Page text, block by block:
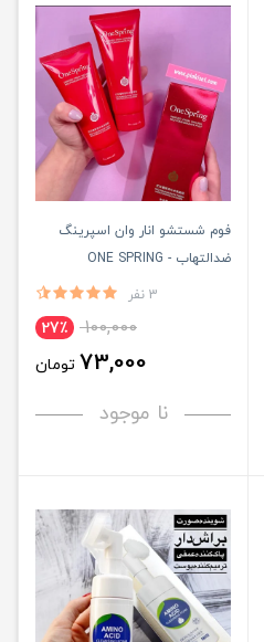
فوم شستشو انار وان اسپرینگ
ضدالتهاب - ONE SPRING
3 نفر
100,000 27٪
73,000 تومان
نا موجود